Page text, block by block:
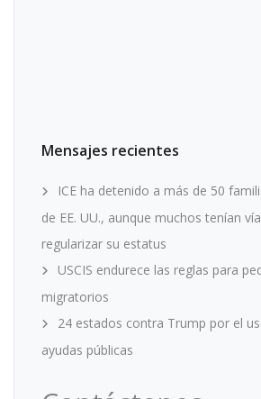
Mensajes recientes
ICE ha detenido a más de 50
de EE. UU., aunque muchos tenían
regularizar su estatus
USCIS endurece las reglas para
migratorios
24 estados contra Trump por el
ayudas públicas